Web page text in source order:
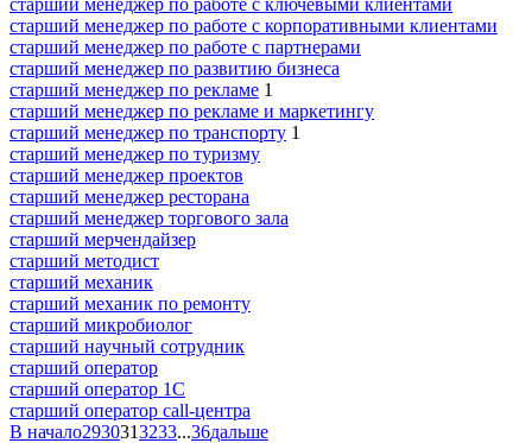
старший менеджер по работе с корпоративными клиентами
старший менеджер по работе с партнерами
старший менеджер по развитию бизнеса
старший менеджер по рекламе 1
старший менеджер по рекламе и маркетингу
старший менеджер по транспорту 1
старший менеджер по туризму
старший менеджер проектов
старший менеджер ресторана
старший менеджер торгового зала
старший мерчендайзер
старший методист
старший механик
старший механик по ремонту
старший микробиолог
старший научный сотрудник
старший оператор
старший оператор 1С
старший оператор call-центра
В начало2930313233...36дальше